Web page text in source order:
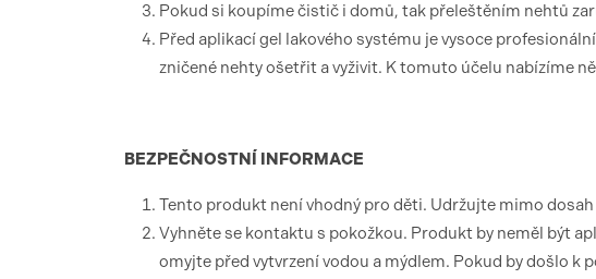
Pokud si koupíme čistič i domů, tak přeleštěním nehtů
Před aplikací gel lakového systému je vysoce
zničené nehty ošetřit a vyživit. K tomuto účelu nabízíme
BEZPEČNOSTNÍ INFORMACE
Tento produkt není vhodný pro děti. Udržujte mimo
Vyhněte se kontaktu s pokožkou. Produkt by neměl být
omyjte před vytvrzení vodou a mýdlem. Pokud by došlo k